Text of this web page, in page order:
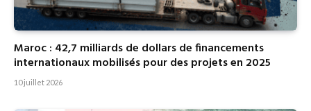
Maroc : 42,7 milliards de dollars de financements
internationaux mobilisés pour des projets en 2025
10 juillet 2026